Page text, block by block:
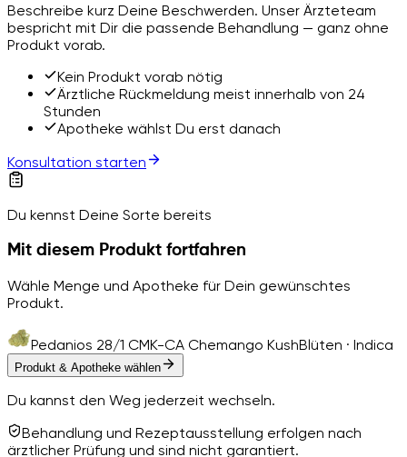
Beschreibe kurz Deine Beschwerden. Unser Ärzteteam
bespricht mit Dir die passende Behandlung — ganz ohne
Produkt vorab.
Kein Produkt vorab nötig
Ärztliche Rückmeldung meist innerhalb von 24
Stunden
Apotheke wählst Du erst danach
Konsultation starten
Du kennst Deine Sorte bereits
Mit diesem Produkt fortfahren
Wähle Menge und Apotheke für Dein gewünschtes
Produkt.
Pedanios 28/1 CMK-CA Chemango KushBlüten · Indica
Produkt & Apotheke wählen
Du kannst den Weg jederzeit wechseln.
Behandlung und Rezeptausstellung erfolgen nach
ärztlicher Prüfung und sind nicht garantiert.